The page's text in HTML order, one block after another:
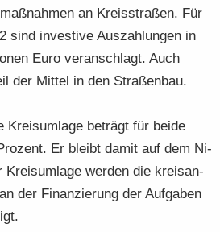
an Kreis­stra­ßen. Für
sind in­ves­ti­ve Aus­zah­lun­gen in
Euro ver­an­schlagt. Auch
der Mit­tel in den Stra­ßen­bau.
Kreis­um­la­ge be­trägt für beide
Er bleibt damit auf dem Ni­
Kreis­um­la­ge wer­den die kreis­an­
der Fi­nan­zie­rung der Auf­ga­ben